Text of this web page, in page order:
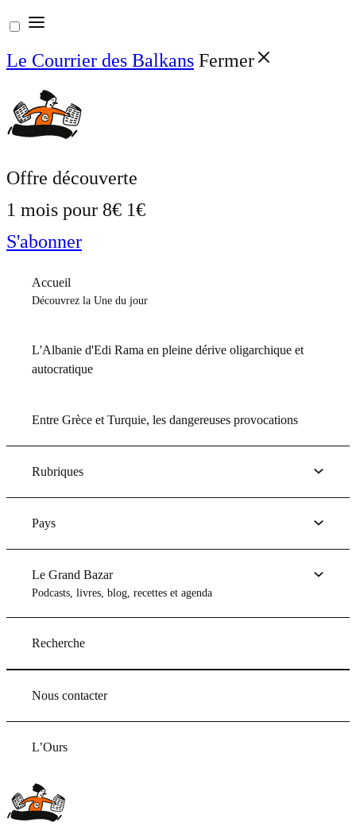
Aller
au
contenu
Le Courrier des Balkans Fermer
Offre découverte
1 mois pour 8€ 1€
S'abonner
Accueil
Découvrez la Une du jour
L'Albanie d'Edi Rama en pleine dérive oligarchique et
autocratique
Entre Grèce et Turquie, les dangereuses provocations
Rubriques
Pays
Le Grand Bazar
Podcasts, livres, blog, recettes et agenda
Recherche
Nous contacter
L’Ours